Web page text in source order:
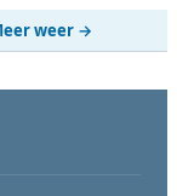
weer →